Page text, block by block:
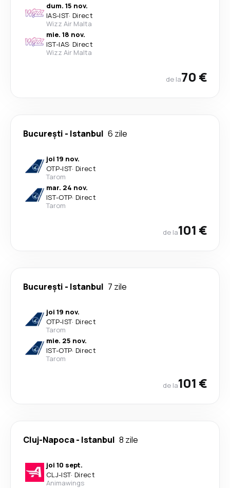
dum. 15 nov.
IAS-IST· Direct
Wizz Air Malta
mie. 18 nov.
IST-IAS· Direct
Wizz Air Malta
de la70 €
București - Istanbul 6 zile
joi 19 nov.
OTP-IST· Direct
Tarom
mar. 24 nov.
IST-OTP· Direct
Tarom
de la101 €
București - Istanbul 7 zile
joi 19 nov.
OTP-IST· Direct
Tarom
mie. 25 nov.
IST-OTP· Direct
Tarom
de la101 €
Cluj-Napoca- Istanbul 8 zile
joi 10 sept.
CLJ-IST· Direct
Animawings